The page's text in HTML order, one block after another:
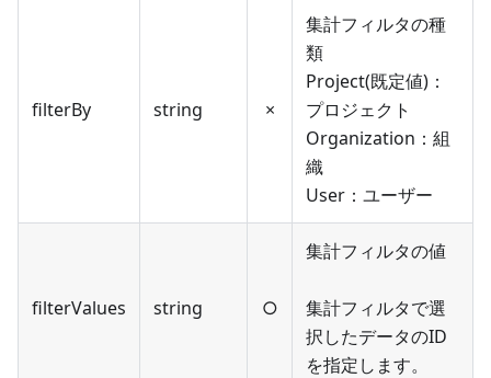
filterBy string ×
集計フィルタの種
類
Project(既定値)：
プロジェクト
Organization：組
織
User：ユーザー
filterValues string ○
集計フィルタの値
集計フィルタで選
択したデータのID
を指定します。